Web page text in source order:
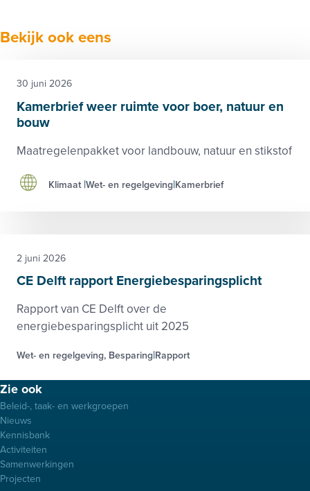
Bekijk ook eens
Kamerbrief weer ruimte voor boer, natuur en
bouw
Maatregelenpakket voor landbouw, natuur en stikstof
30 juni 2026
Klimaat Wet- en regelgeving Kamerbrief
CE Delft rapport Energiebesparingsplicht
Rapport van CE Delft over de
energiebesparingsplicht uit 2025
2 juni 2026
Wet- en regelgeving, Besparing Rapport
Footer
menu
Zie ook
Beleid-, taak- en werkgroepen
Nieuws
Kennisbank
Activiteiten
Samenwerkingen
Projecten